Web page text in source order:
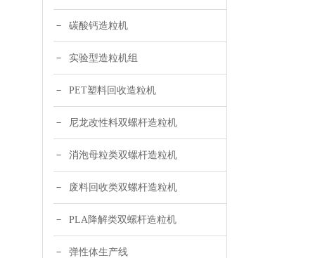
碳酸钙造粒机
实验型造粒机组
PET塑料回收造粒机
尼龙改性料双螺杆造粒机
消泡母粒类双螺杆造粒机
废料回收类双螺杆造粒机
PLA降解类双螺杆造粒机
弹性体生产线